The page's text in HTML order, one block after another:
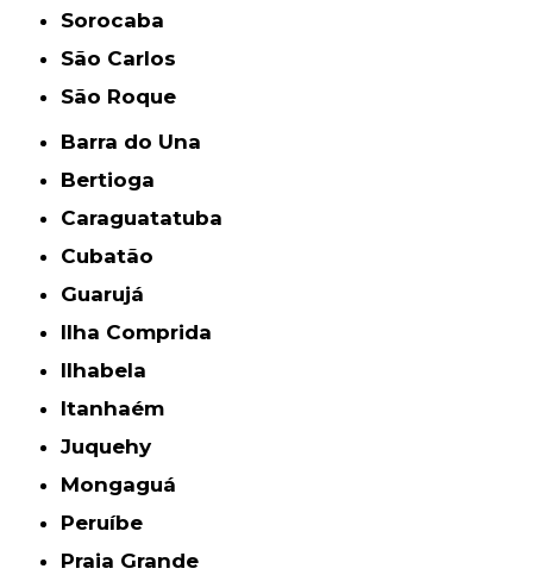
Sorocaba
São Carlos
São Roque
Barra do Una
Bertioga
Caraguatatuba
Cubatão
Guarujá
Ilha Comprida
Ilhabela
Itanhaém
Juquehy
Mongaguá
Peruíbe
Praia Grande